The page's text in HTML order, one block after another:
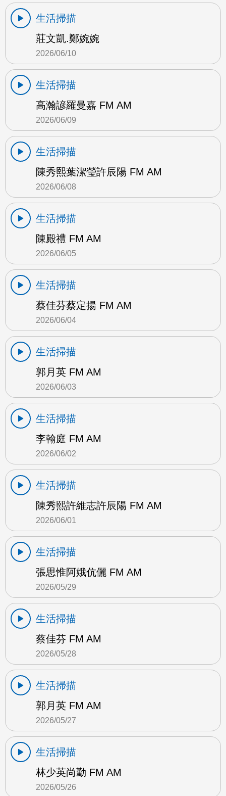
生活掃描
莊文凱.鄭婉婉
2026/06/10
生活掃描
高瀚諺羅曼嘉 FM AM
2026/06/09
生活掃描
陳秀熙葉潔瑩許辰陽 FM AM
2026/06/08
生活掃描
陳殿禮 FM AM
2026/06/05
生活掃描
蔡佳芬蔡定揚 FM AM
2026/06/04
生活掃描
郭月英 FM AM
2026/06/03
生活掃描
李翰庭 FM AM
2026/06/02
生活掃描
陳秀熙許維志許辰陽 FM AM
2026/06/01
生活掃描
張思惟阿娥伉儷 FM AM
2026/05/29
生活掃描
蔡佳芬 FM AM
2026/05/28
生活掃描
郭月英 FM AM
2026/05/27
生活掃描
林少英尚勤 FM AM
2026/05/26